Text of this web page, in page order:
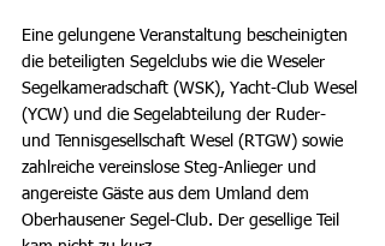
Eine gelungene Veranstaltung bescheinigten
die beteiligten Segelclubs wie die Weseler
Segelkameradschaft (WSK), Yacht-Club Wesel
(YCW) und die Segelabteilung der Ruder-
und Tennisgesellschaft Wesel (RTGW) sowie
zahlreiche vereinslose Steg-Anlieger und
angereiste Gäste aus dem Umland dem
Oberhausener Segel-Club. Der gesellige Teil